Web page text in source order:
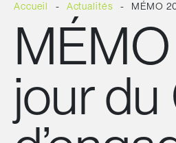
Accueil Actualités MÉMO
jour du